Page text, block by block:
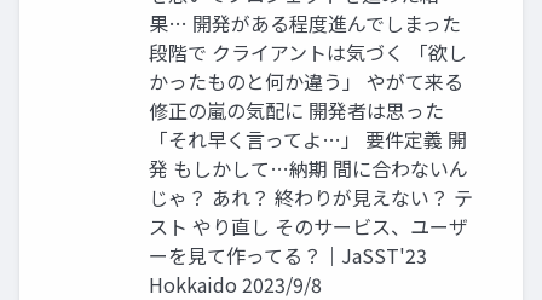
果… 開発がある程度進んでしまった
段階で クライアントは気づく 「欲し
かったものと何か違う」 やがて来る
修正の嵐の気配に 開発者は思った
「それ早く言ってよ…」 要件定義 開
発 もしかして…納期 間に合わないん
じゃ？ あれ？ 終わりが見えない？ テ
スト やり直し そのサービス、ユーザ
ーを見て作ってる？｜JaSST'23
Hokkaido 2023/9/8